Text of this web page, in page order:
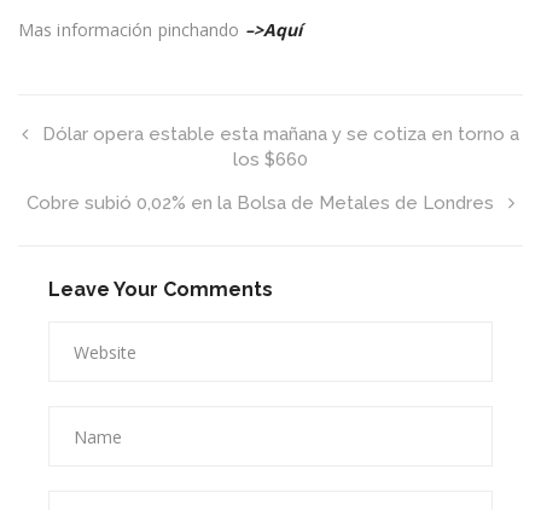
desarrollo
Mas información pinchando –>Aquí
Dólar opera estable esta mañana y se cotiza en torno a
los $660
Cobre subió 0,02% en la Bolsa de Metales de Londres
Leave Your Comments